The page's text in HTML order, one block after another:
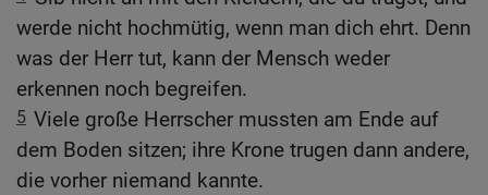
werde nicht hochmütig, wenn man dich ehrt. Denn
was der Herr tut, kann der Mensch weder
erkennen noch begreifen.
5 Viele große Herrscher mussten am Ende auf
dem Boden sitzen; ihre Krone trugen dann andere,
die vorher niemand kannte.